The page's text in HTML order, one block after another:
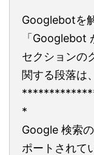
Googlebotを
「Googlebot
セクションの
関する段落は
*
Google 検索
ポートされて